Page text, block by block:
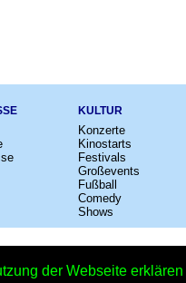
der Webseite
KULTUR
Konzerte
Kinostarts
Festivals
Großevents
Fußball
Comedy
Shows
– Copyright © 2026 Kleiner